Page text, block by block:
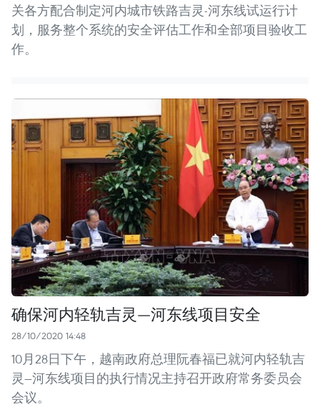
关各方配合制定河内城市铁路吉灵-河东线试运行计
划，服务整个系统的安全评估工作和全部项目验收工
作。
确保河内轻轨吉灵—河东线项目安全
28/10/2020 14:48
10月28日下午，越南政府总理阮春福已就河内轻轨吉
灵—河东线项目的执行情况主持召开政府常务委员会
会议。